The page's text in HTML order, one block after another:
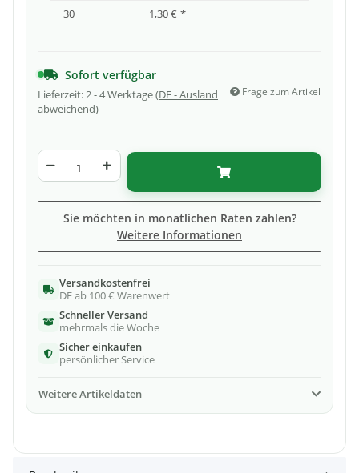
30 1,30 € *
Sofort verfügbar
Lieferzeit:2 - 4 Werktage(DE - Ausland
abweichend)
Frage zum Artikel
Sie möchten in monatlichen Raten zahlen?
Weitere Informationen
Versandkostenfrei
DE ab 100 € Warenwert
Schneller Versand
mehrmals die Woche
Sicher einkaufen
persönlicher Service
Weitere Artikeldaten